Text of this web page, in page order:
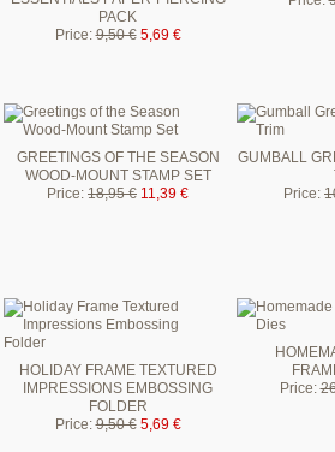
PACK
Price:9,50 € 5,69 €
GREETINGS OF THE SEASON
WOOD-MOUNT STAMP SET
Price: 18,95 € 11,39 €
GUMBALL
Price:
HOLIDAY FRAME TEXTURED
IMPRESSIONS EMBOSSING
FOLDER
Price:9,50 € 5,69 €
Price: